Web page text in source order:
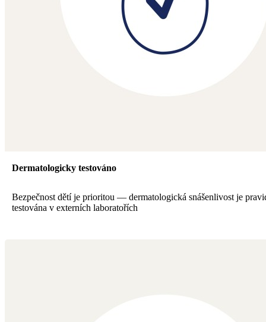
Dermatologicky testováno
Bezpečnost dětí je prioritou — dermatologická snášenlivost je
testována v externích laboratořích